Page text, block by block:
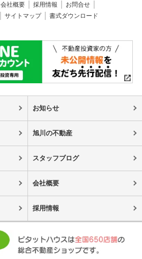
会社概要 採用情報
お問合せ
サイトマップ 書式ダウンロード
お知らせ
旭川の不動産
スタッフブログ
会社概要
採用情報